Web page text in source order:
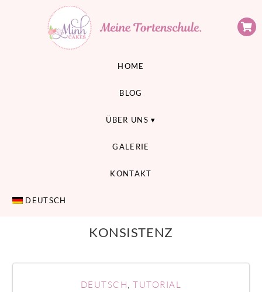
MEINE TORTENSCHULE
HOME
BLOG
ÜBER UNS
GALERIE
KONTAKT
DEUTSCH
KONSISTENZ
DEUTSCH ,TUTORIAL